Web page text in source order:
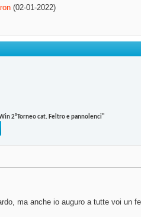
(02-01-2022)
2°Torneo cat. Feltro e pannolenci"
ma anche io auguro a tutte voi un